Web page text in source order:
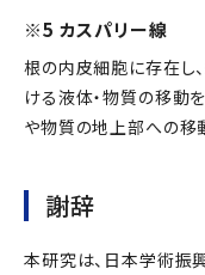
※5 カスパリー線
根の内皮細胞に存在し
ける液体・物質の移動
や物質の地上部への移
謝辞
本研究は、日本学術振